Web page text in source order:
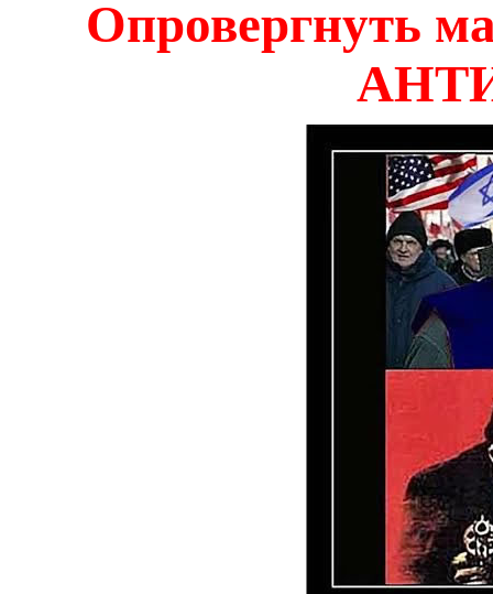
Опровергнуть